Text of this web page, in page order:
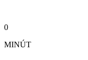
0
MINÚT